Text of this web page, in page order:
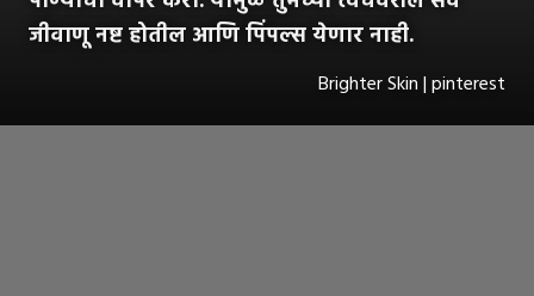
जीवाणू नष्ट होतील आणि पिंपल्स येणार नाही.
Brighter Skin | pinterest